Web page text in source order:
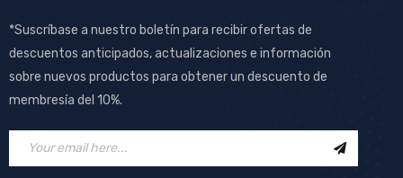
*Suscríbase a nuestro boletín para recibir ofertas de
descuentos anticipados, actualizaciones e información
sobre nuevos productos para obtener un descuento de
membresía del 10%.